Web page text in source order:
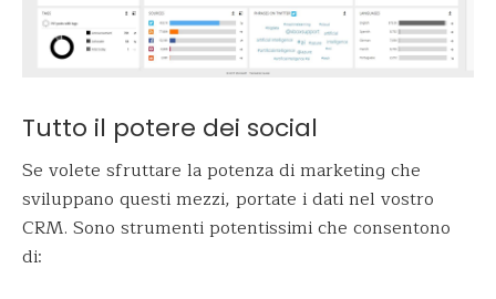
Tutto il potere dei social
Se volete sfruttare la potenza di marketing che
sviluppano questi mezzi, portate i dati nel vostro
CRM. Sono strumenti potentissimi che consentono
di: